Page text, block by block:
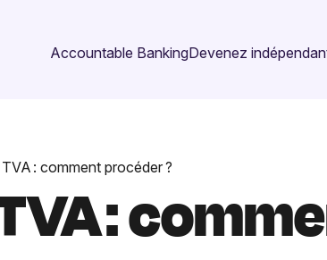
Accountable BankingDevenez
: comment procéder ?
: